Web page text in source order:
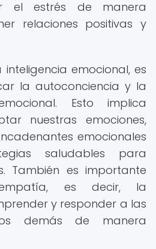
el estrés de manera
relaciones positivas y
emocional, es
la autoconciencia y la
Esto implica
nuestras emociones,
emocionales
saludables para
También es importante
es decir, la
y responder a las
demás de manera